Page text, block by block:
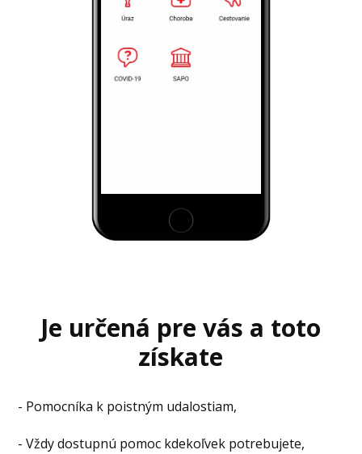
Je určená pre vás a toto
získate
- Pomocníka k poistným udalostiam,
- Vždy dostupnú pomoc kdekoľvek potrebujete,